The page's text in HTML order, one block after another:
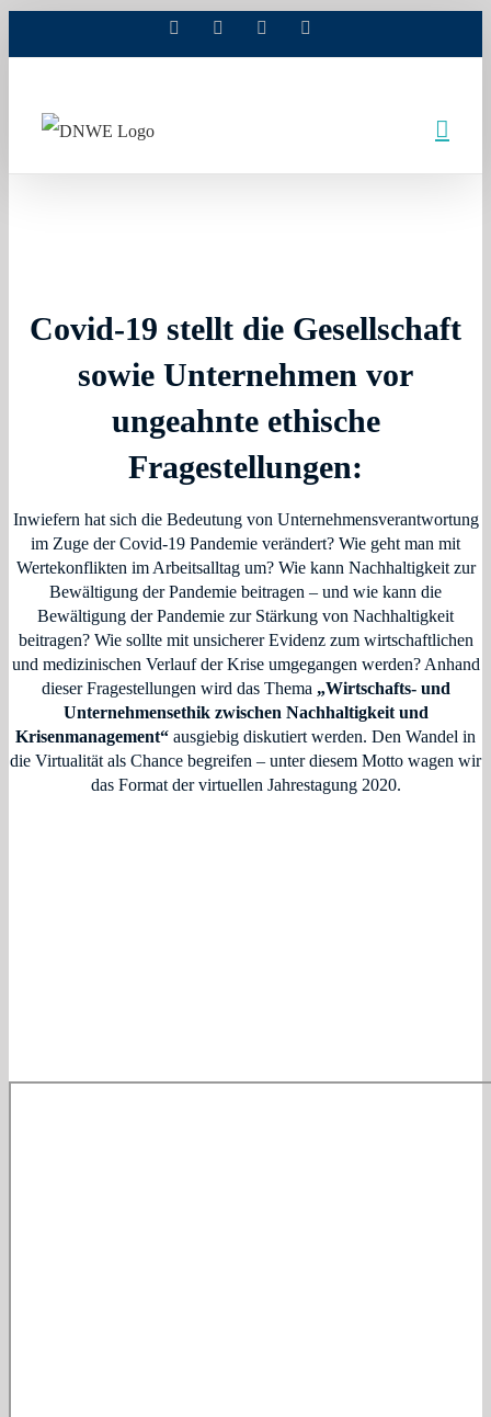
Facebook
Covid-19 stellt die Gesellschaft
sowie Unternehmen vor
ungeahnte ethische
Fragestellungen:
Inwiefern hat sich die Bedeutung von Unternehmensverantwortung
im Zuge der Covid-19 Pandemie verändert? Wie geht man mit
Wertekonflikten im Arbeitsalltag um? Wie kann Nachhaltigkeit zur
Bewältigung der Pandemie beitragen – und wie kann die
Bewältigung der Pandemie zur Stärkung von Nachhaltigkeit
beitragen? Wie sollte mit unsicherer Evidenz zum wirtschaftlichen
und medizinischen Verlauf der Krise umgegangen werden?Anhand
dieser Fragestellungen wird das Thema „Wirtschafts- und
Unternehmensethik zwischen Nachhaltigkeit und
Krisenmanagement“ ausgiebig diskutiert werden. Den Wandel in
die Virtualität als Chance begreifen – unter diesem Motto wagen wir
das Format der virtuellen Jahrestagung 2020.